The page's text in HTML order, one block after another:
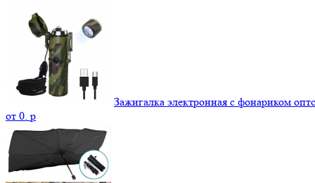
Зажигалка электронная с фонариком
от 0. p